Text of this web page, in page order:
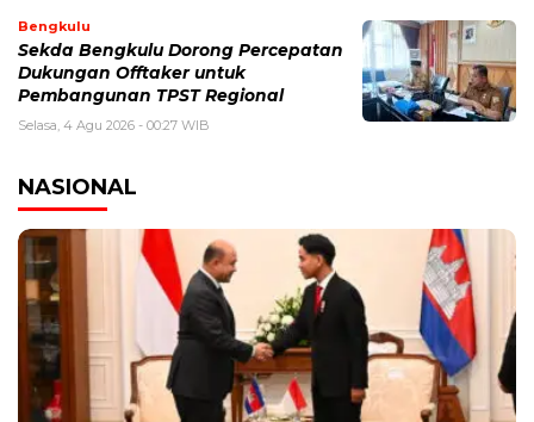
Bengkulu
Sekda Bengkulu Dorong Percepatan
Dukungan Offtaker untuk
Pembangunan TPST Regional
Selasa, 4 Agu 2026 - 00:27 WIB
NASIONAL